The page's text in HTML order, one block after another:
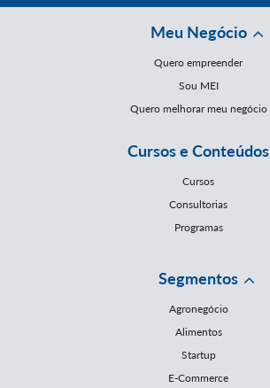
Meu Negócio
Quero empreender
Sou MEI
Quero melhorar meu negócio
Cursos e Conteúdos
Cursos
Consultorias
Programas
Segmentos
Agronegócio
Alimentos
Startup
E-Commerce